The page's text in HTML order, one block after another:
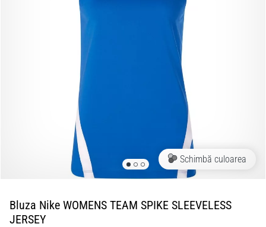
Schimbă culoarea
Bluza Nike WOMENS TEAM SPIKE SLEEVELESS
JERSEY